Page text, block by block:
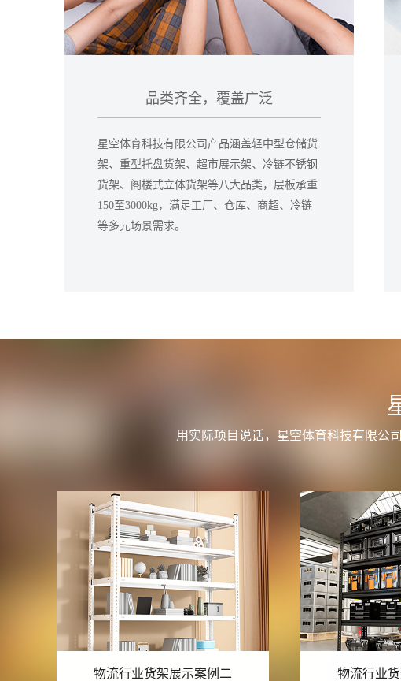
品类齐全，覆盖广泛
星空体育科技有限公司产品涵盖轻中型仓储货
架、重型托盘货架、超市展示架、冷链不锈钢
货架、阁楼式立体货架等八大品类，层板承重
150至3000kg，满足工厂、仓库、商超、冷链
等多元场景需求。
用实际项目说话，星空体育科技有限公
物流行业货架展示案例一 物流行业